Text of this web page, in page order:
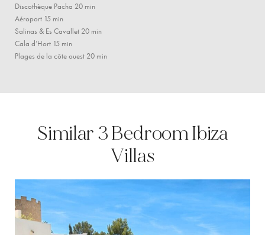
Discothèque Pacha 20 min
Aéroport 15 min
Salinas & Es Cavallet 20 min
Cala d’Hort 15 min
Plages de la côte ouest 20 min
Similar 3 Bedroom Ibiza
Villas